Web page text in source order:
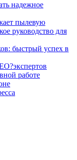
надежное
пылевую
руководство для
быстрый успех в
работе